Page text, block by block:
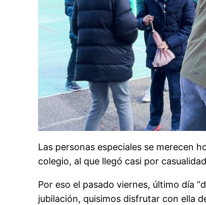
Las personas especiales se merecen
colegio, al que llegó casi por
Por eso el pasado viernes, último día
jubilación, quisimos disfrutar con ella